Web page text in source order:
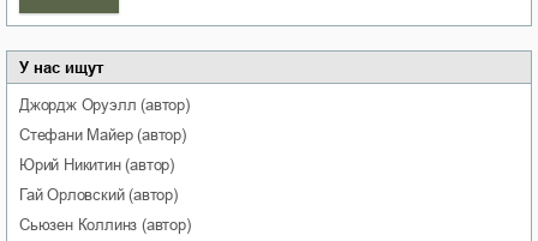
У нас ищут
Джордж Оруэлл (автор)
Стефани Майер(автор)
Юрий Никитин(автор)
Гай Орловский(автор)
Сьюзен Коллинз (автор)